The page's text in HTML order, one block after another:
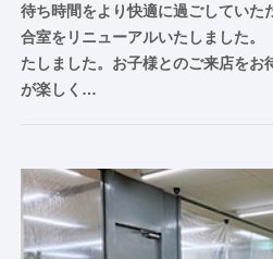
待ち時間をより快適に過ごしていた
合室をリニューアルいたしました
たしました。お子様とのご来店をお
が楽しく…